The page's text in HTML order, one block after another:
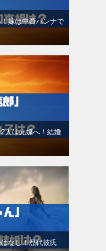
嫁は中西ハンナで
人は元嫁へ！結婚
なし！歴代彼氏